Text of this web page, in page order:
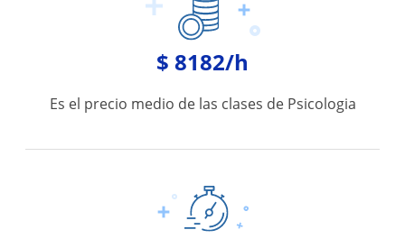
$ 8182/h
Es el precio medio de las clases de Psicologia